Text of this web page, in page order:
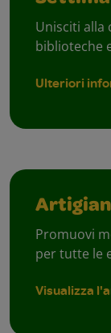
Unisciti alla
biblioteche
Ulteriori
Promuovi
per tutte le
Visualizza